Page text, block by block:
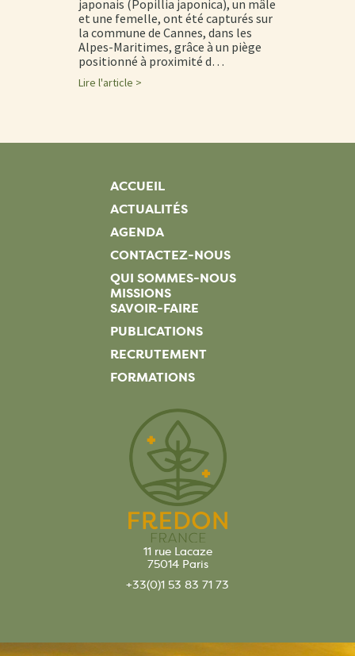
japonais (Popillia japonica), un mâle
et une femelle, ont été capturés sur
la commune de Cannes, dans les
Alpes-Maritimes, grâce à un piège
positionné à proximité d…
Lire l'article >
ACCUEIL
ACTUALITÉS
AGENDA
CONTACTEZ-NOUS
QUI SOMMES-NOUS
MISSIONS
SAVOIR-FAIRE
PUBLICATIONS
RECRUTEMENT
FORMATIONS
11 rue Lacaze
75014 Paris
+33(0)1 53 83 71 73